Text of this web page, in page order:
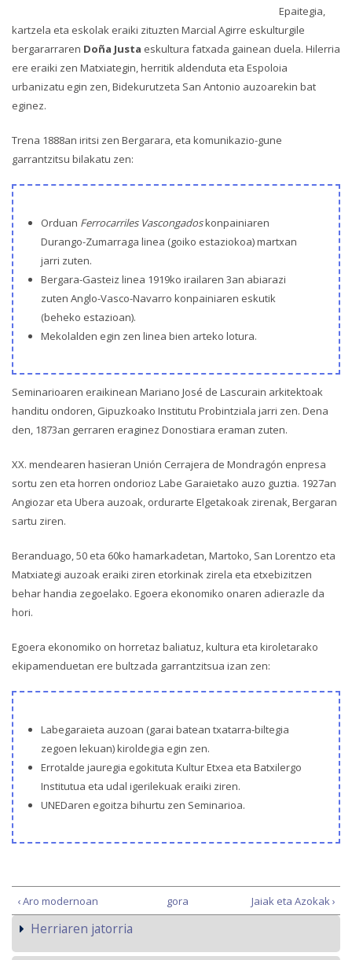
Epaitegia,
kartzela eta eskolak eraiki zituzten Marcial Agirre eskulturgile
bergararraren Doña Justa eskultura fatxada gainean duela. Hilerria
ere eraiki zen Matxiategin, herritik aldenduta eta Espoloia
urbanizatu egin zen, Bidekurutzeta San Antonio auzoarekin bat
eginez.
Trena 1888an iritsi zen Bergarara, eta komunikazio-gune
garrantzitsu bilakatu zen:
Orduan Ferrocarriles Vascongadoskonpainiaren
Durango-Zumarraga linea (goiko estaziokoa) martxan
jarri zuten.
Bergara-Gasteiz linea 1919ko irailaren 3an abiarazi
zuten Anglo-Vasco-Navarro konpainiaren eskutik
(beheko estazioan).
Mekolalden egin zen linea bien arteko lotura.
Seminarioaren eraikinean Mariano José de Lascurain arkitektoak
handitu ondoren, Gipuzkoako Institutu Probintziala jarri zen. Dena
den, 1873an gerraren eraginez Donostiara eraman zuten.
XX. mendearen hasieran Unión Cerrajera de Mondragón enpresa
sortu zen eta horren ondorioz Labe Garaietako auzo guztia. 1927an
Angiozar eta Ubera auzoak, ordurarte Elgetakoak zirenak, Bergaran
sartu ziren.
Beranduago, 50 eta 60ko hamarkadetan, Martoko, San Lorentzo eta
Matxiategi auzoak eraiki ziren etorkinak zirela eta etxebizitzen
behar handia zegoelako. Egoera ekonomiko onaren adierazle da
hori.
Egoera ekonomiko on horretaz baliatuz, kultura eta kiroletarako
ekipamenduetan ere bultzada garrantzitsua izan zen:
Labegaraieta auzoan (garai batean txatarra-biltegia
zegoen lekuan) kiroldegia egin zen.
Errotalde jauregia egokituta Kultur Etxea eta Batxilergo
Institutua eta udal igerilekuak eraiki ziren.
UNEDaren egoitza bihurtu zen Seminarioa.
‹ Aro modernoan gora Jaiak eta Azokak ›
Herriaren jatorria